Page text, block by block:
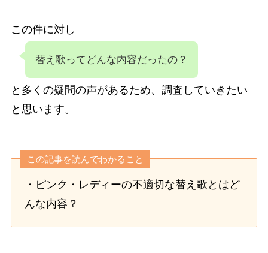
この件に対し
替え歌ってどんな内容だったの？
と多くの疑問の声があるため、調査していきたい
と思います。
この記事を読んでわかること
・ピンク・レディーの不適切な替え歌とはど
んな内容？